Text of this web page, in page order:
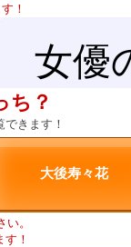
！
女優
ち？
きます！
。
！